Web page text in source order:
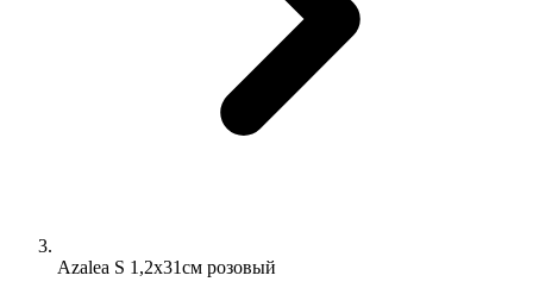
Azalea S 1,2х31см розовый